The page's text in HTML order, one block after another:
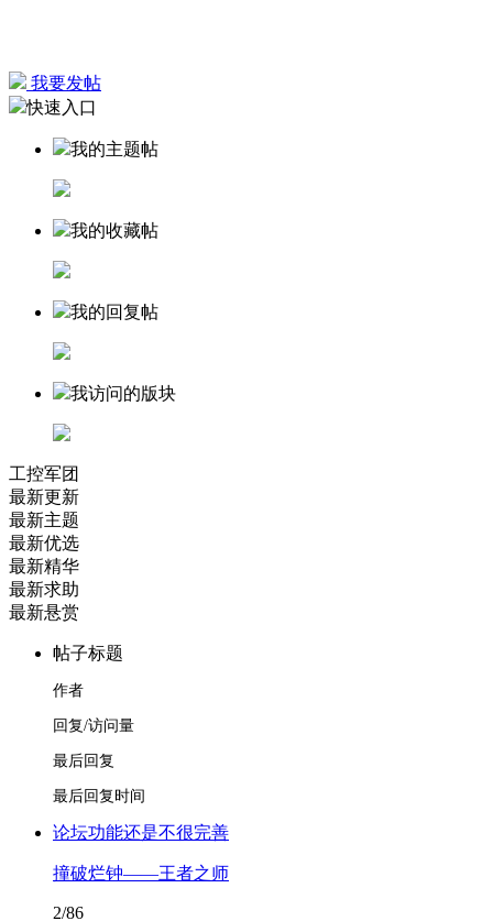
我要发帖
快速入口
我的主题帖
我的收藏帖
我的回复帖
我访问的版块
工控军团
最新更新
最新主题
最新优选
最新精华
最新求助
最新悬赏
帖子标题
作者
回复/访问量
最后回复
最后回复时间
论坛功能还是不很完善
撞破烂钟——王者之师
2/86